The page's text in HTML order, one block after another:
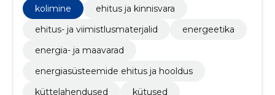
soojustusteenuseid erinevatele seadmetele ja
torustikele.
kolimine
ehitus ja kinnisvara
ehitus- ja viimistlusmaterjalid
energeetika
energia- ja maavarad
energiasüsteemide ehitus ja hooldus
küttelahendused
kütused